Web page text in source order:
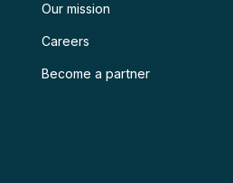
Our mission
Careers
Become a partner